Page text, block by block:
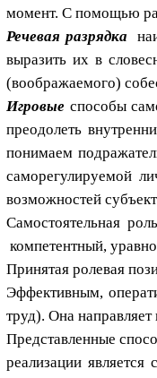
момент. С помощью
Речевая разрядка
выразить их в
(воображаемого)
Игровые способы
преодолеть
понимаем
саморегулируемой
возможностей
Самостоятельная
компетентный,
Принятая ролевая
Эффективным,
труд). Она
Представленные
реализации